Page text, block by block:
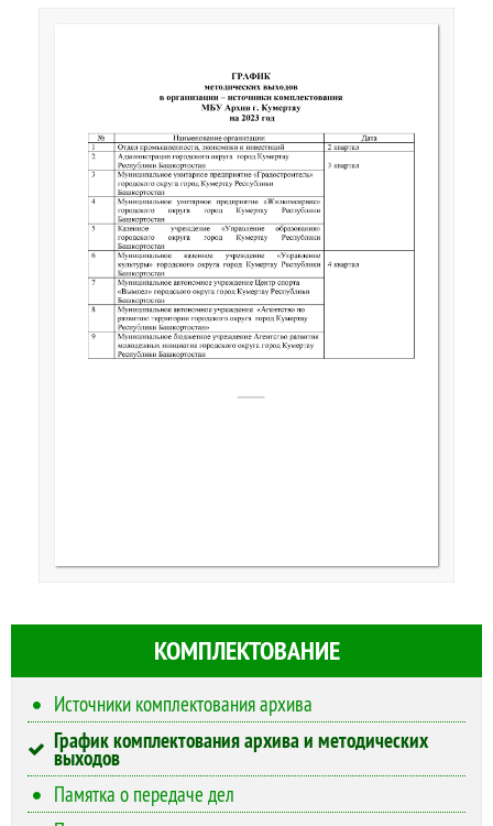
КОМПЛЕКТОВАНИЕ
Источники комплектования архива
График комплектования архива и методических
выходов
Памятка о передаче дел